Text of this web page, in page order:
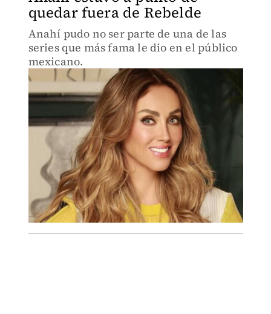
quedar fuera de Rebelde
Anahí pudo no ser parte de una de las
series que más fama le dio en el público
mexicano.